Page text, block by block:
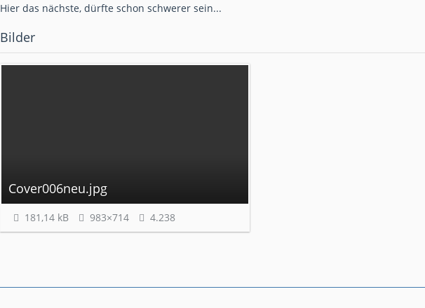
Hier das nächste, dürfte schon schwerer sein...
Bilder
Cover006neu.jpg
181,14 kB 983×714 4.238